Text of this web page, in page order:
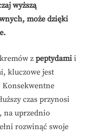
wyższą
może dzięki
z peptydami i
kluczowe jest
Konsekwentne
czas przynosi
na uprzednio
rozwinąć swoje